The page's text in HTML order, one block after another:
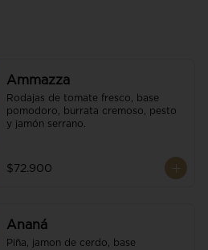
Ammazza
Rodajas de tomate fresco, base
pomodoro, burrata cremoso, pesto
y jamón serrano.
$72.900
Ananá
Piña, jamon de cerdo, base